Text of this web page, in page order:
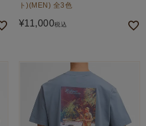
ト)(MEN) 全3色
¥11,000税込